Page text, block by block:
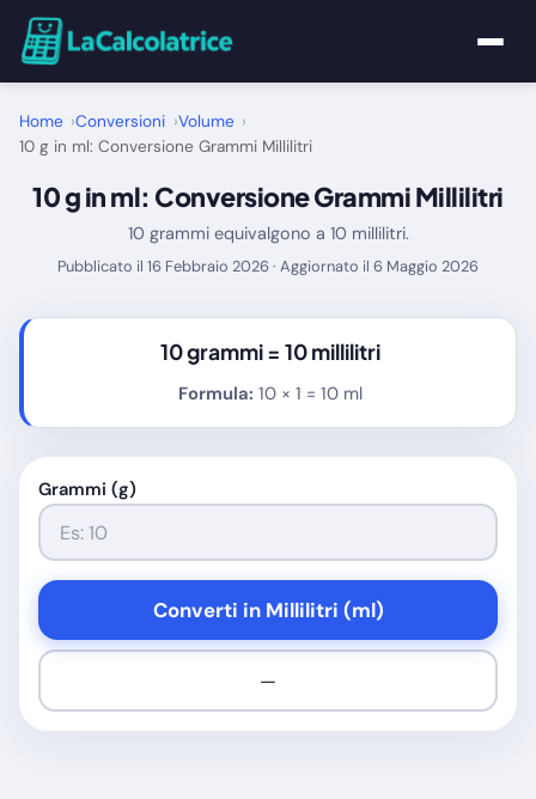
Home
Calcolatrici
Matematica
Tutte le Calcolatrici
Blog
Home Conversioni
Volume
10 g in ml: Conversione Grammi Millilitri
10 g in ml: Conversione Grammi Millilitri
10 grammi equivalgono a 10 millilitri.
Pubblicato il 16 Febbraio 2026 · Aggiornato il 6 Maggio 2026
10 grammi = 10 millilitri
Formula: 10 × 1 = 10 ml
Grammi (g)
Converti in Millilitri (ml)
—